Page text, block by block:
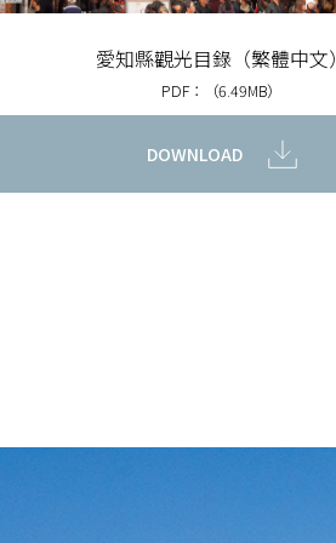
愛知縣觀光目錄（繁體中文
PDF：（6.49MB）
DOWNLOAD